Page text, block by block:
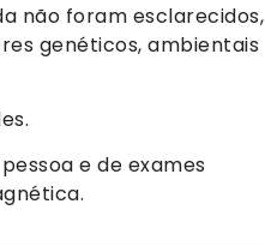
não foram esclarecidos,
genéticos, ambientais
e de exames